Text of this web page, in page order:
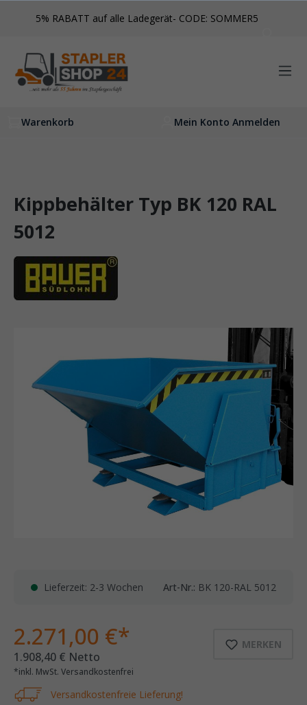
springen
5% RABATT auf alle Ladegerät- CODE: SOMMER5
Mein Konto Anmelden
Warenkorb
Kippbehälter Typ BK 120 RAL
5012
Lieferzeit: 2-3 Wochen Art-Nr.: BK 120-RAL 5012
MERKEN
2.271,00 €*
1.908,40 € Netto
*inkl. MwSt. Versandkostenfrei
Versandkostenfreie Lieferung!